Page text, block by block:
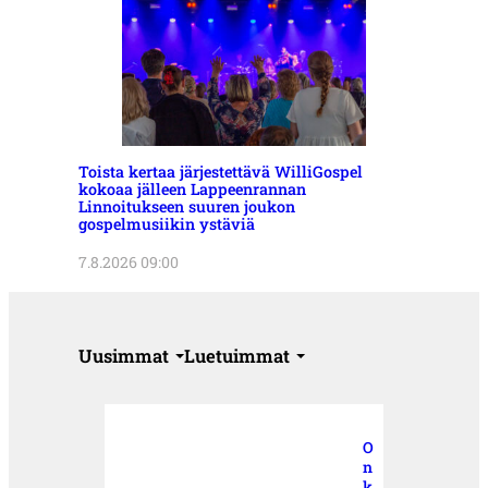
Toista kertaa järjestettävä WilliGospel
kokoaa jälleen Lappeenrannan
Linnoitukseen suuren joukon
gospelmusiikin ystäviä
7.8.2026 09:00
Uusimmat Luetuimmat
O
n